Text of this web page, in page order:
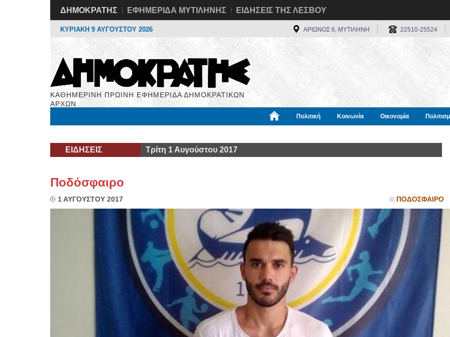
ΔΗΜΟΚΡΑΤΗΣ ΕΦΗΜΕΡΙΔΑ ΜΥΤΙΛΗΝΗΣ ΕΙΔΗΣΕΙΣ ΤΗΣ ΛΕΣΒΟΥ
ΚΥΡΙΑΚΗ 9 ΑΥΓΟΥΣΤΟΥ 2026 ΑΡΙΩΝΟΣ 6, ΜΥΤΙΛΗΝΗ 22510-25524
ΚΑΘΗΜΕΡΙΝΗ ΠΡΩΙΝΗ ΕΦΗΜΕΡΙΔΑ ΔΗΜΟΚΡΑΤΙΚΩΝ
ΑΡΧΩΝ
Πολιτική Κοινωνία Οικονομία
ΕΙΔΗΣΕΙΣ Τρίτη 1 Αυγούστου 2017
Ποδόσφαιρο
1 ΑΥΓΟΥΣΤΟΥ 2017 ΠΟΔΟΣΦΑΙΡΟ